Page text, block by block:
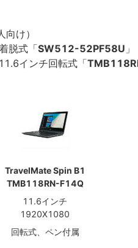
け）
脱式「SW512-52PF58U 」
インチ回転式「
TravelMate Spin B1
TMB118RN-F14Q
11.6インチ
1920X1080
回転式、ペン付属